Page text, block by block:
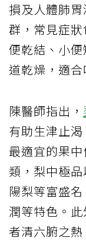
損及人體肺
群，常見症
便乾結、小
道乾燥，適合
陳醫師指出，
有助生津止渴
最適宜的果
類，梨中極
陽梨等富盛
潤等特色。
者清六腑之熱